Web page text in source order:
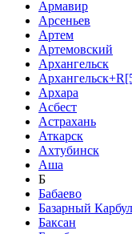
Армавир
Арсеньев
Артем
Артемовский
Архангельск
Архара
Асбест
Астрахань
Аткарск
Ахтубинск
Аша
Б
Бабаево
Базарный
Баксан